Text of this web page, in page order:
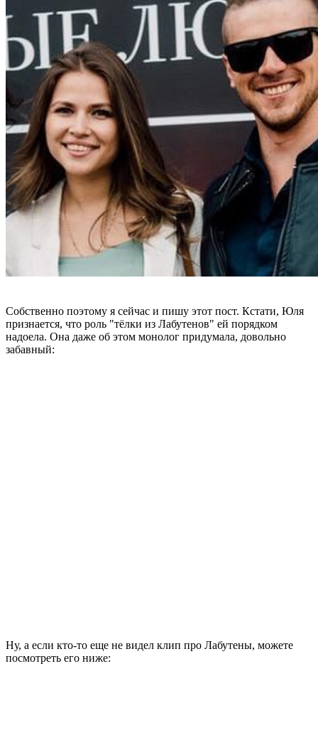
Собственно поэтому я сейчас и пишу этот пост. Кстати, Юля
признается, что роль "тёлки из Лабутенов" ей порядком
надоела. Она даже об этом монолог придумала, довольно
забавный:
Ну, а если кто-то еще не видел клип про Лабутены, можете
посмотреть его ниже: